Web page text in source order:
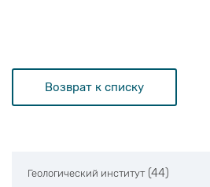
Возврат к списку
Геологический институт (44)